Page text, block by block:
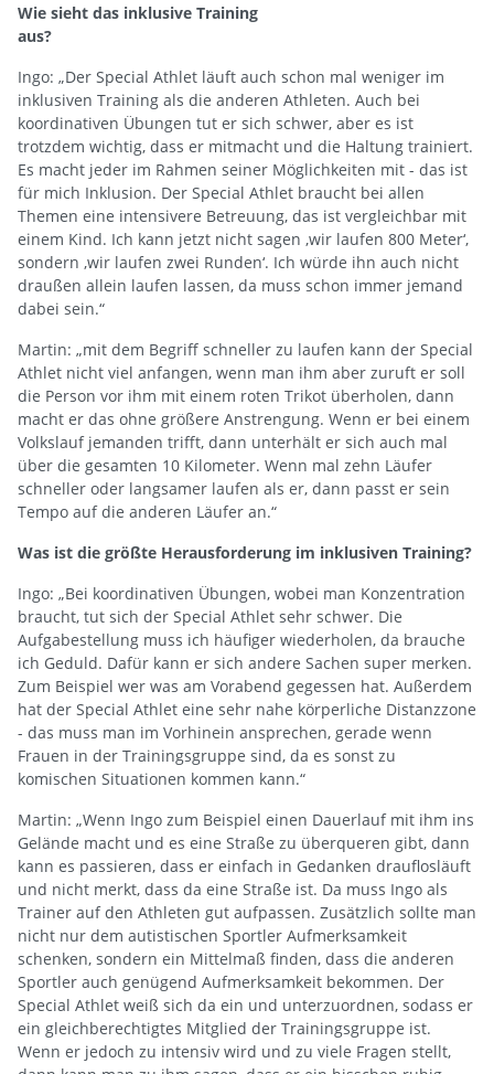
Wie sieht das inklusive Training
aus?
Ingo: „Der Special Athlet läuft auch schon mal weniger im
inklusiven Training als die anderen Athleten. Auch bei
koordinativen Übungen tut er sich schwer, aber es ist
trotzdem wichtig, dass er mitmacht und die Haltung trainiert.
Es macht jeder im Rahmen seiner Möglichkeiten mit - das ist
für mich Inklusion. Der Special Athlet braucht bei allen
Themen eine intensivere Betreuung, das ist vergleichbar mit
einem Kind. Ich kann jetzt nicht sagen ‚wir laufen 800 Meter‘,
sondern ‚wir laufen zwei Runden‘. Ich würde ihn auch nicht
draußen allein laufen lassen, da muss schon immer jemand
dabei sein.“
Martin: „mit dem Begriff schneller zu laufen kann der Special
Athlet nicht viel anfangen, wenn man ihm aber zuruft er soll
die Person vor ihm mit einem roten Trikot überholen, dann
macht er das ohne größere Anstrengung. Wenn er bei einem
Volkslauf jemanden trifft, dann unterhält er sich auch mal
über die gesamten 10 Kilometer. Wenn mal zehn Läufer
schneller oder langsamer laufen als er, dann passt er sein
Tempo auf die anderen Läufer an.“
Was ist die größte Herausforderung im inklusiven Training?
Ingo: „Bei koordinativen Übungen, wobei man Konzentration
braucht, tut sich der Special Athlet sehr schwer. Die
Aufgabestellung muss ich häufiger wiederholen, da brauche
ich Geduld. Dafür kann er sich andere Sachen super merken.
Zum Beispiel wer was am Vorabend gegessen hat. Außerdem
hat der Special Athlet eine sehr nahe körperliche Distanzzone
- das muss man im Vorhinein ansprechen, gerade wenn
Frauen in der Trainingsgruppe sind, da es sonst zu
komischen Situationen kommen kann.“
Martin: „Wenn Ingo zum Beispiel einen Dauerlauf mit ihm ins
Gelände macht und es eine Straße zu überqueren gibt, dann
kann es passieren, dass er einfach in Gedanken drauflosläuft
und nicht merkt, dass da eine Straße ist. Da muss Ingo als
Trainer auf den Athleten gut aufpassen. Zusätzlich sollte man
nicht nur dem autistischen Sportler Aufmerksamkeit
schenken, sondern ein Mittelmaß finden, dass die anderen
Sportler auch genügend Aufmerksamkeit bekommen. Der
Special Athlet weiß sich da ein und unterzuordnen, sodass er
ein gleichberechtigtes Mitglied der Trainingsgruppe ist.
Wenn er jedoch zu intensiv wird und zu viele Fragen stellt,